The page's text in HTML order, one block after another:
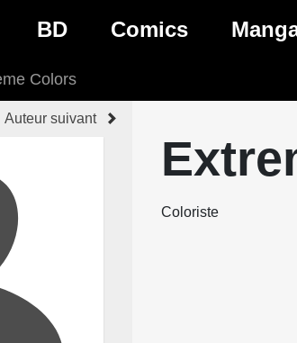
BD
Nouveautés BD
Prochaines sorties BD
Comics
Genres Comics Genres
Colors
Auteur suivant
Coloriste